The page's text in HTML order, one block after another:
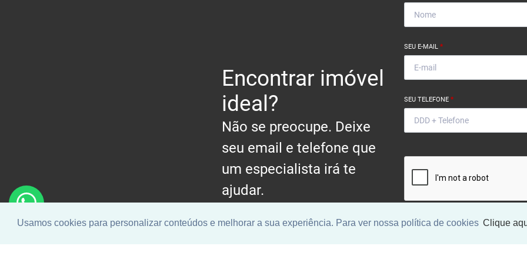
Usamos cookies para personalizar conteúdos e melhorar a sua experiência. Para ver nossa política de cookies Clique
Encontrar imóvel
ideal?
Não se preocupe. Deixe
seu email e telefone que
um especialista irá te
ajudar.
SEU E-MAIL *
SEU TELEFONE *